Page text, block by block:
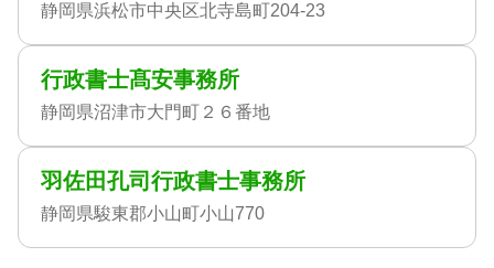
静岡県浜松市中央区北寺島町204-23
行政書士髙安事務所
静岡県沼津市大門町２６番地
羽佐田孔司行政書士事務所
静岡県駿東郡小山町小山770